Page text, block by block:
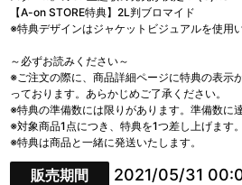
【A-on STORE特典】2L判ブロマイド
※特典デザインはジャケットビジュアルを使用
～必ずお読みください～
※ご注文の際に、商品詳細ページに特典の表示
っております。あらかじめご了承ください。
※特典の準備数には限りがあります。準備数に
※対象商品1点につき、特典を1つ差し上げます。
※特典は商品と一緒に発送いたします。
販売期間 2021/05/31